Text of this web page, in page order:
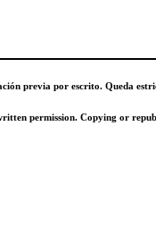
previa por escrito. Queda
permission. Copying or